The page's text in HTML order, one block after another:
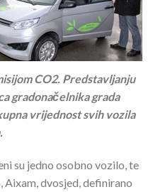
CO2. Predstavljanju
gradonačelnika grada
vrijednost svih vozila
su jedno osobno vozilo, te
Aixam, dvosjed, definirano